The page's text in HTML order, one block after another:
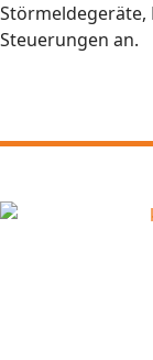
Störmeldegeräte,
Steuerungen an.